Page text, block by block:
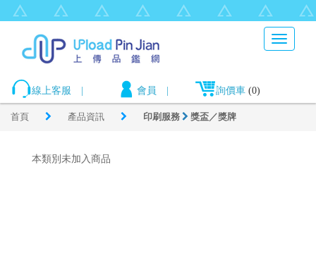
Toggle
線上客服 會員 詢價車 (0)
首頁 產品資訊 印刷服務 獎盃／獎牌
本類別未加入商品